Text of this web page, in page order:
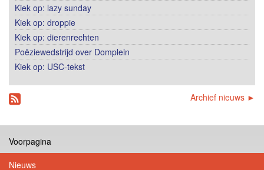
Kiek op: lazy sunday
Kiek op: droppie
Kiek op: dierenrechten
Poëziewedstrijd over Domplein
Kiek op: USC-tekst
Archief nieuws ►
Voorpagina
Nieuws